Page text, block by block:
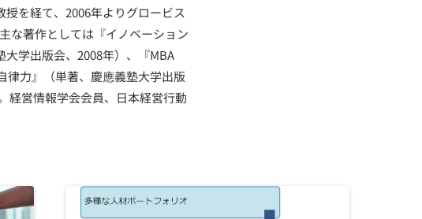
を経て、2006年よりグロービス
な著作としては『イノベーション
学出版会、2008年）、『MBA
律力』（単著、慶應義塾大学出版
経営情報学会会員、日本経営行動